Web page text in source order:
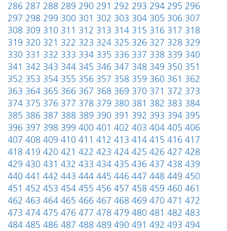
286 287 288 289 290 291 292 293 294 295 296
297 298 299 300 301 302 303 304 305 306 307
308 309 310 311 312 313 314 315 316 317 318
319 320 321 322 323 324 325 326 327 328 329
330 331 332 333 334 335 336 337 338 339 340
341 342 343 344 345 346 347 348 349 350 351
352 353 354 355 356 357 358 359 360 361 362
363 364 365 366 367 368 369 370 371 372 373
374 375 376 377 378 379 380 381 382 383 384
385 386 387 388 389 390 391 392 393 394 395
396 397 398 399 400 401 402 403 404 405 406
407 408 409 410 411 412 413 414 415 416 417
418 419 420 421 422 423 424 425 426 427 428
429 430 431 432 433 434 435 436 437 438 439
440 441 442 443 444 445 446 447 448 449 450
451 452 453 454 455 456 457 458 459 460 461
462 463 464 465 466 467 468 469 470 471 472
473 474 475 476 477 478 479 480 481 482 483
484 485 486 487 488 489 490 491 492 493 494